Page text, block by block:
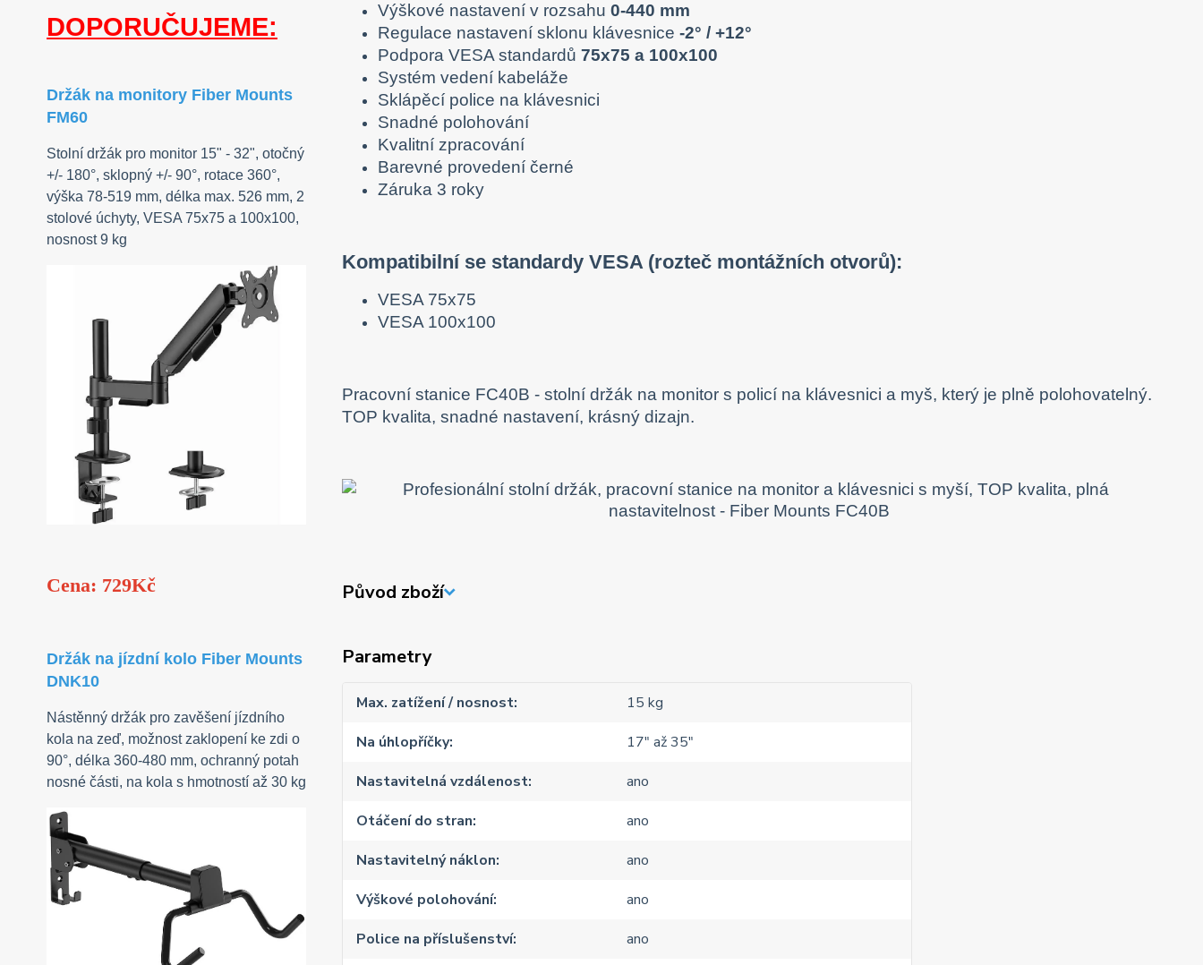
DOPORUČUJEME:
Držák na monitory Fiber Mounts
FM60
Stolní držák pro monitor 15" - 32", otočný
+/- 180°, sklopný +/- 90°, rotace 360°,
výška 78-519 mm, délka max. 526 mm, 2
stolové úchyty, VESA 75x75 a 100x100,
nosnost 9 kg
Cena: 729Kč
Držák na jízdní kolo Fiber Mounts
DNK10
Nástěnný držák pro zavěšení jízdního
kola na zeď, možnost zaklopení ke zdi o
90°, délka 360-480 mm, ochranný potah
nosné části, na kola s hmotností až 30 kg
Výškové nastavení v rozsahu 0-440 mm
Regulace nastavení sklonu klávesnice -2° / +12°
Podpora VESA standardů 75x75 a 100x100
Systém vedení kabeláže
Sklápěcí police na klávesnici
Snadné polohování
Kvalitní zpracování
Barevné provedení černé
Záruka 3 roky
Kompatibilní se standardy VESA (rozteč montážních otvorů):
VESA 75x75
VESA 100x100
Pracovní stanice FC40B - stolní držák na monitor s policí na klávesnici a myš, který je plně polohovatelný.
TOP kvalita, snadné nastavení, krásný dizajn.
Původ zboží
Parametry
Max. zatížení / nosnost
15 kg
Na úhlopříčky
17" až 35"
Nastavitelná vzdálenost
ano
Otáčení do stran
ano
Nastavitelný náklon
ano
Výškové polohování
ano
Police na příslušenství
ano